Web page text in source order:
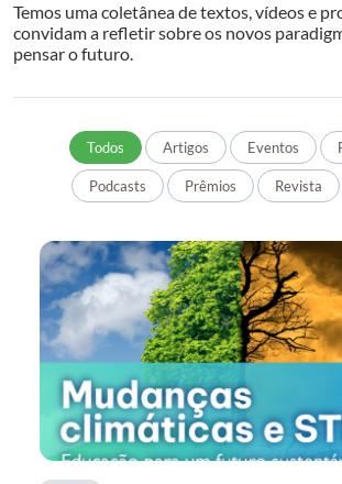
Temos uma coletânea de textos, vídeos e
convidam a refletir sobre os novos
pensar o futuro.
Todos Artigos Eventos
Podcasts Prêmios Revista